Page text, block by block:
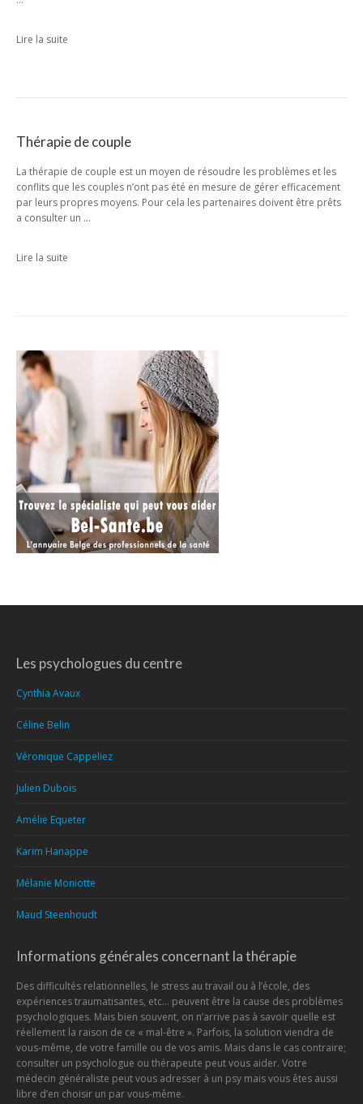
Lire la suite
Thérapie de couple
La thérapie de couple est un moyen de résoudre les problèmes et les
conflits que les couples n’ont pas été en mesure de gérer efficacement
par leurs propres moyens. Pour cela les partenaires doivent être prêts
a consulter un …
Lire la suite
Les psychologues du centre
Cynthia Avaux
Céline Belin
Véronique Cappeliez
Julien Dubois
Amélie Equeter
Karim Hanappe
Mélanie Moniotte
Maud Steenhoudt
Informations générales concernant la thérapie
Des difficultés relationnelles, le stress au travail ou à l’école, des
expériences traumatisantes, etc… peuvent être la cause des problèmes
psychologiques. Mais bien souvent, on n’arrive pas à savoir quelle est
réellement la raison de ce « mal-être ». Parfois, la solution viendra de
vous-même, de votre famille ou de vos amis. Mais dans le cas contraire;
consulter un psychologue ou thérapeute peut vous aider. Votre
médecin généraliste peut vous adresser à un psy mais vous êtes aussi
libre d’en choisir un par vous-même.